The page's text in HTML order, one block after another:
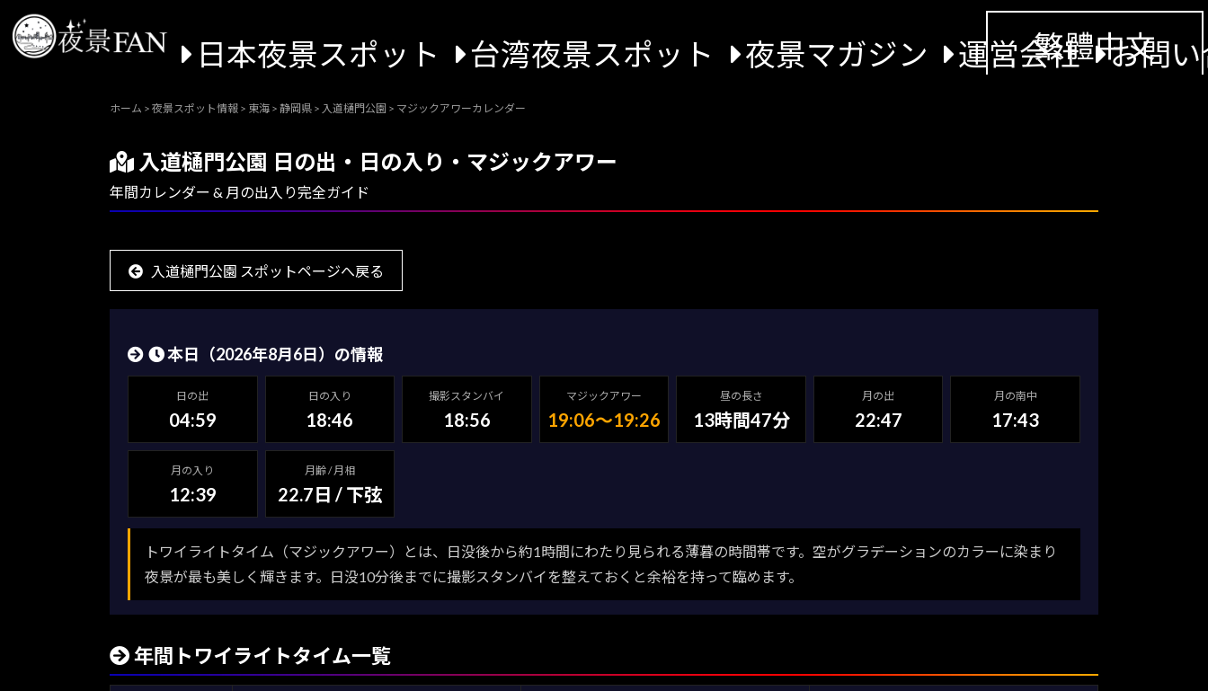
日本夜景スポット 台湾夜景スポット 夜景マガジン 運営会社 お問
繁體中文
ホーム > 夜景スポット情報 > 東海 > 静岡県 > 入道樋門公園 > マジックアワーカレンダー
入道樋門公園 日の出・日の入り・マジックアワー
年間カレンダー & 月の出入り完全ガイド
入道樋門公園 スポットページへ戻る
本日（2026年8月6日）の情報
日の出
04:59
日の入り
18:46
撮影スタンバイ
18:56
マジックアワー
19:06〜19:26
昼の長さ
13時間47分
月の出
22:47
月の南中
17:43
月の入り
12:39
月齢 / 月相
22.7日 / 下弦
トワイライトタイム（マジックアワー）とは、日没後から約1時間にわたり見られる薄暮の時間帯です。空がグラデーションのカラーに染まり
夜景が最も美しく輝きます。日没10分後までに撮影スタンバイを整えておくと余裕を持って臨めます。
年間トワイライトタイム一覧